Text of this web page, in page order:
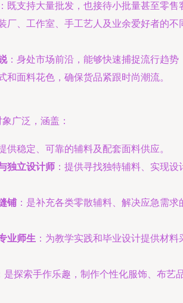
：既支持大量批发，也接待小批量甚至零售
厂、工作室、手工艺人及业余爱好者的不
：身处市场前沿，能够快速捕捉流行趋势
和面料花色，确保货品紧跟时尚潮流。
广泛，涵盖：
供稳定、可靠的辅料及配套面料供应。
独立设计师 ：提供寻找独特辅料、实现设
铺：是补充各类零散辅料、解决应急需求
业师生 ：为教学实践和毕业设计提供材料
是探索手作乐趣，制作个性化服饰、布艺